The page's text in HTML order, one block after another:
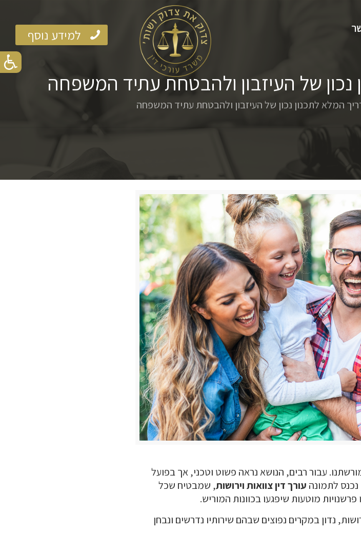
למידע נוסף
נכון של העיזבון ולהבטחת עתיד המשפחה
המלא לתכנון נכון של העיזבון ולהבטחת עתיד המשפחה
עבור רבים, הנושא נראה פשוט וטכני, אך בפועל
נכנס לתמונה עורך דין צוואות וירושות, שמבטיח שכל
מוטעות שיפגעו בכוונות המוריש.
נדון במקרים נפוצים שבהם שירותיו נדרשים ונבחן